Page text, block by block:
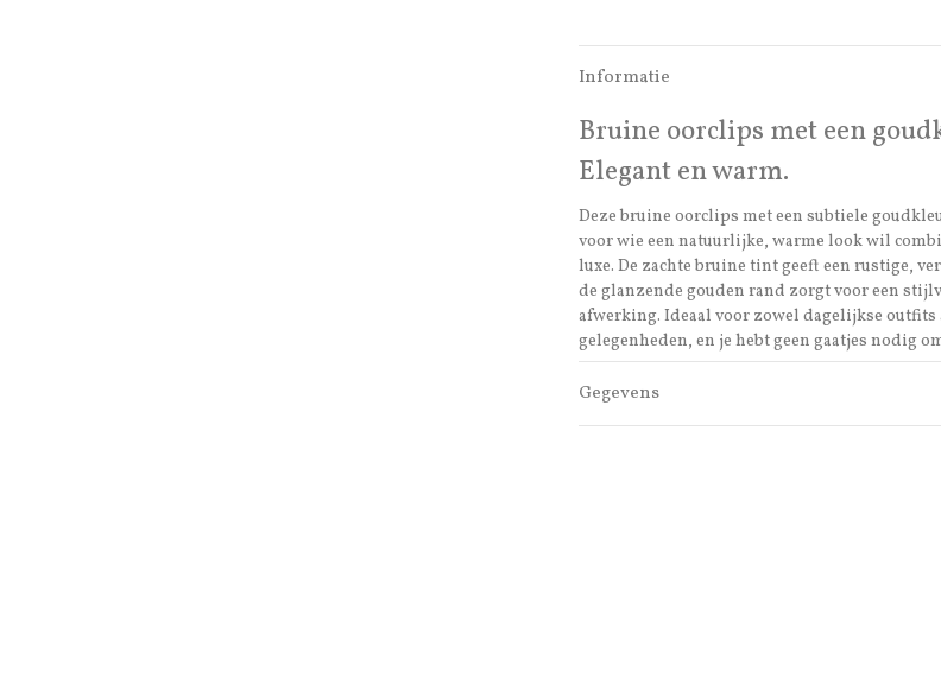
Informatie
Bruine oorclips met een
Elegant en warm.
Deze bruine oorclips met een subtiele
voor wie een natuurlijke, warme look wil
luxe. De zachte bruine tint geeft een rustige,
de glanzende gouden rand zorgt voor een
afwerking. Ideaal voor zowel dagelijkse outfits
gelegenheden, en je hebt geen gaatjes nodig
Gegevens